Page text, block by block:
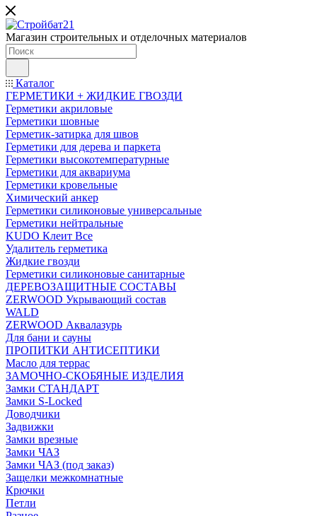
Магазин строительных и отделочных материалов
Каталог
ГЕРМЕТИКИ + ЖИДКИЕ ГВОЗДИ
Герметики акриловые
Герметики шовные
Герметик-затирка для швов
Герметики для дерева и паркета
Герметики высокотемпературные
Герметики для аквариума
Герметики кровельные
Химический анкер
Герметики силиконовые универсальные
Герметики нейтральные
KUDO Клеит Все
Удалитель герметика
Жидкие гвозди
Герметики силиконовые санитарные
ДЕРЕВОЗАЩИТНЫЕ СОСТАВЫ
ZERWOOD Укрывающий состав
WALD
ZERWOOD Аквалазурь
Для бани и сауны
ПРОПИТКИ АНТИСЕПТИКИ
Масло для террас
ЗАМОЧНО-СКОБЯНЫЕ ИЗДЕЛИЯ
Замки СТАНДАРТ
Замки S-Locked
Доводчики
Задвижки
Замки врезные
Замки ЧАЗ
Замки ЧАЗ (под заказ)
Защелки межкомнатные
Крючки
Петли